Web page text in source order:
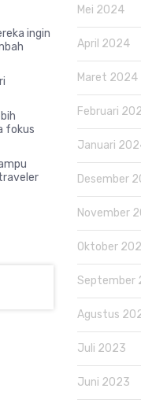
ingin
fokus
Mei 2024
April 2024
Maret 2024
Februari
Januari
Desember
November
Oktober
September
Agustus
Juli 2023
Juni 2023